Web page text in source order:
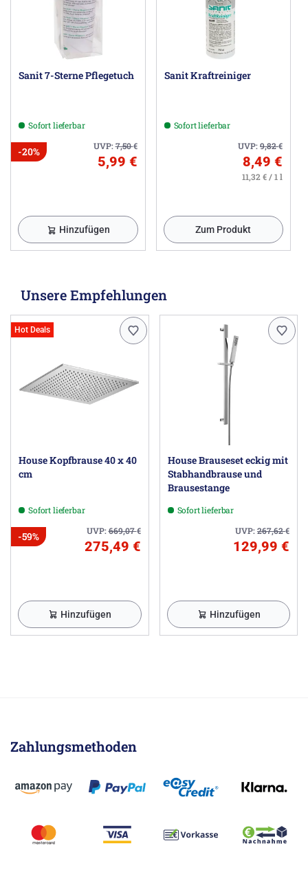
Sanit 7-Sterne Pflegetuch
Sofort lieferbar
UVP:7,50€
-20%
5,99 €
Hinzufügen
Sanit Kraftreiniger
Sofort lieferbar
UVP:9,82€
8,49 €
11,32 € / 1 l
Zum Produkt
Unsere Empfehlungen
Hot Deals
House Kopfbrause 40 x 40
cm
Sofort lieferbar
UVP:669,07€
-59%
275,49 €
Hinzufügen
House Brauseset eckig mit
Stabhandbrause und
Brausestange
Sofort lieferbar
UVP:267,62€
129,99 €
Hinzufügen
Zahlungsmethoden